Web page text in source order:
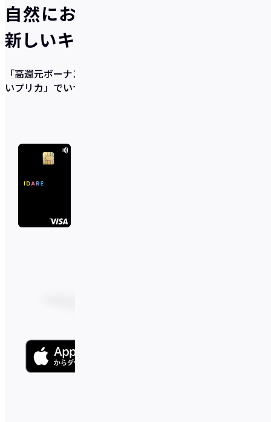
自然にお得が貯まる、
新しいキャッシュレスのかたち
「高還元ボーナス×充実の貯蓄サポート機能×使いやす
いプリカ」 でいつの間にか貯まるを実現